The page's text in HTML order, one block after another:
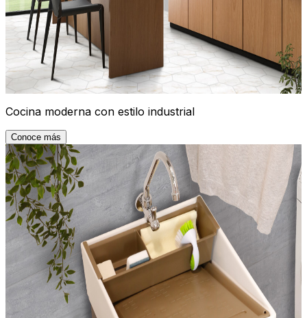
Cocina moderna con estilo industrial
Conoce más